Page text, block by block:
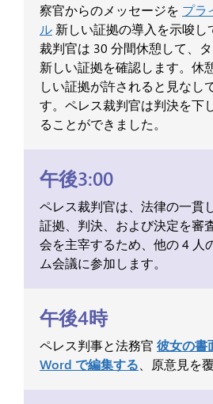
察官からのメッセージを プラ
ル 新しい証拠の導入を示唆し
裁判官は 30 分間休憩して、
新しい証拠を確認します。休
しい証拠が許されると見なし
す。ペレス裁判官は判決を下
ることができました。
午後3:00
ペレス裁判官は、法律の一貫
証拠、判決、および決定を審
会を主宰するため、他の 4 人
ム会議に参加します。
午後4時
ペレス判事と法務官 彼女の書
Word で編集する 、原意見を